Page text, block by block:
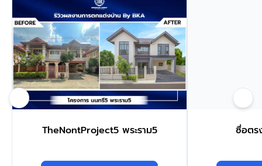
TheNontProject5 พระราม5 ซื่อตร